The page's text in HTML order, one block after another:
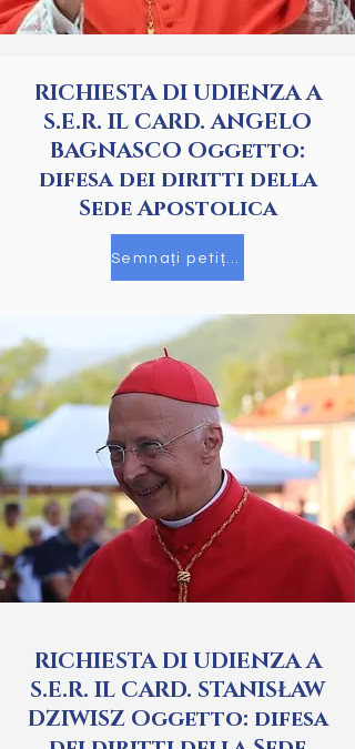
RICHIESTA DI UDIENZA A
S.E.R. IL CARD. ANGELO
BAGNASCO Oggetto:
difesa dei diritti della
Sede Apostolica
Semnați petiția
RICHIESTA DI UDIENZA A
S.E.R. IL CARD. STANISŁAW
DZIWISZ Oggetto: difesa